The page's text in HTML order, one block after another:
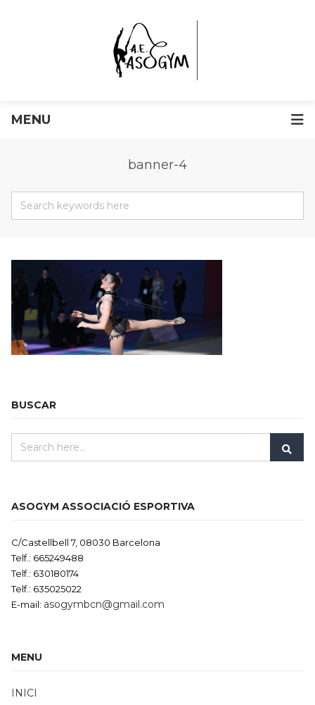
MENU
banner-4
BUSCAR
ASOGYM ASSOCIACIÓ ESPORTIVA
C/Castellbell 7, 08030 Barcelona
Telf.: 665249488
Telf.: 630180174
Telf.: 635025022
E-mail: asogymbcn@gmail.com
MENU
INICI